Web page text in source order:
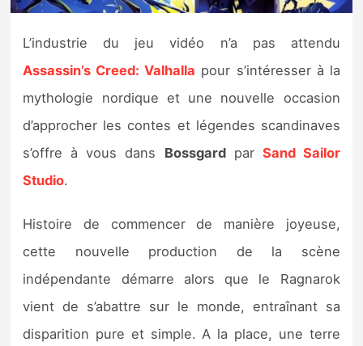
Tests et previews
Tests de jeux
Tests d’accessoires
Autres tests
Précommandes
Précommandes jeux Switch 2
Sorties de jeux
L’industrie du jeu vidéo n’a pas attendu
Assassin’s Creed: Valhalla pour s’intéresser à la
mythologie nordique et une nouvelle occasion
d’approcher les contes et légendes scandinaves
s’offre à vous dans Bossgardpar Sand Sailor
Studio.
Histoire de commencer de manière joyeuse,
cette nouvelle production de la scène
indépendante démarre alors que le Ragnarok
vient de s’abattre sur le monde, entraînant sa
disparition pure et simple. A la place, une terre